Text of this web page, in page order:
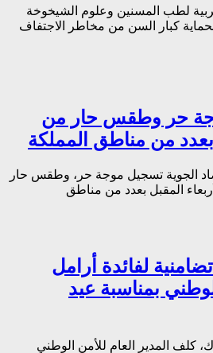
لطب المسنين وعلوم الشيخوخة
كبار السن من مخاطر الاجتفاف
حر وطقس حار من
بعدد من مناطق المملكة
الجوية تسجيل موجة حر، وطقس حار
المقبل بعدد من مناطق
لفائدة أرامل
بمناسبة عيد
كلف المدير العام للأمن الوطني